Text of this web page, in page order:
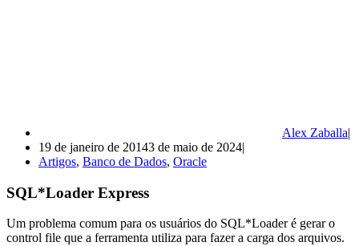
Alex Zaballa
19 de janeiro de 20143 de maio de 2024
Artigos, Banco de Dados, Oracle
SQL*Loader Express
Um problema comum para os usuários do SQL*Loader é gerar o
control file que a ferramenta utiliza para fazer a carga dos arquivos.